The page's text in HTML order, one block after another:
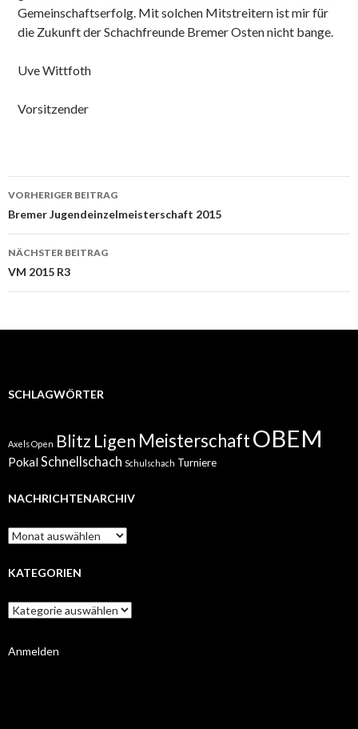
Gemeinschaftserfolg. Mit solchen Mitstreitern ist mir für
die Zukunft der Schachfreunde Bremer Osten nicht bange.
Uve Wittfoth
Vorsitzender
Beitrags-
Navigation
VORHERIGER BEITRAG
Bremer Jugendeinzelmeisterschaft 2015
NÄCHSTER BEITRAG
VM 2015 R3
SCHLAGWÖRTER
Axels Open Blitz Ligen MeisterschaftOBEM
PokalSchnellschach Schulschach Turniere
NACHRICHTENARCHIV
Nachrichtenarchiv
KATEGORIEN
Kategorien
Anmelden